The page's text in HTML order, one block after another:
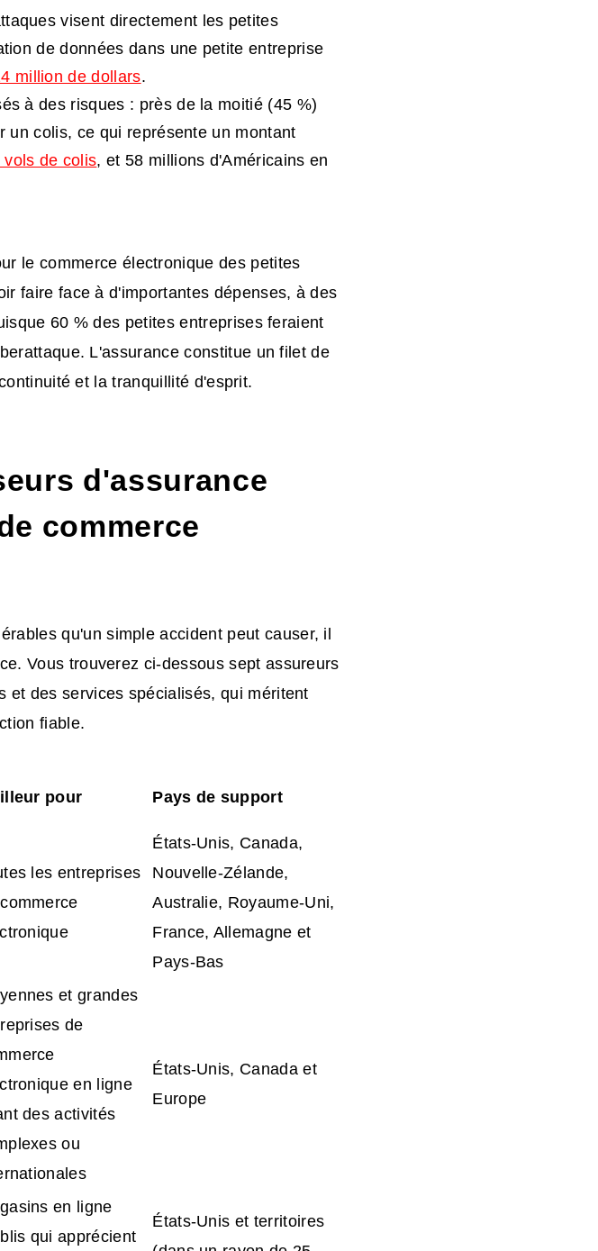
visent directement les petites
de données dans une petite entreprise
million de dollars.
à des risques : près de la moitié (45 %)
un colis, ce qui représente un montant
de colis, et 58 millions d'Américains en
le commerce électronique des petites
faire face à d'importantes dépenses, à des
60 % des petites entreprises feraient
L'assurance constitue un filet de
et la tranquillité d'esprit.
d'assurance
commerce
qu'un simple accident peut causer, il
Vous trouverez ci-dessous sept assureurs
et des services spécialisés, qui méritent
fiable.
pour Pays de support
les entreprises
États-Unis, Canada,
Nouvelle-Zélande,
Australie, Royaume-Uni,
France, Allemagne et
Pays-Bas
et grandes
de
en ligne
des activités
ou
États-Unis, Canada et
Europe
en ligne
qui apprécient
États-Unis et territoires